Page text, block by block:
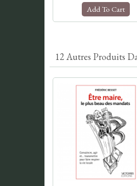
Add To Cart
12 Autres Produits